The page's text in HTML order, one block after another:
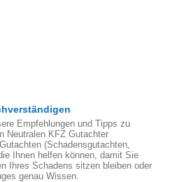
Empfehlungen und Tipps zu
Neutralen KFZ Gutachter
(Schadensgutachten,
Ihnen helfen können, damit Sie
Ihres Schadens sitzen bleiben oder
genau Wissen.